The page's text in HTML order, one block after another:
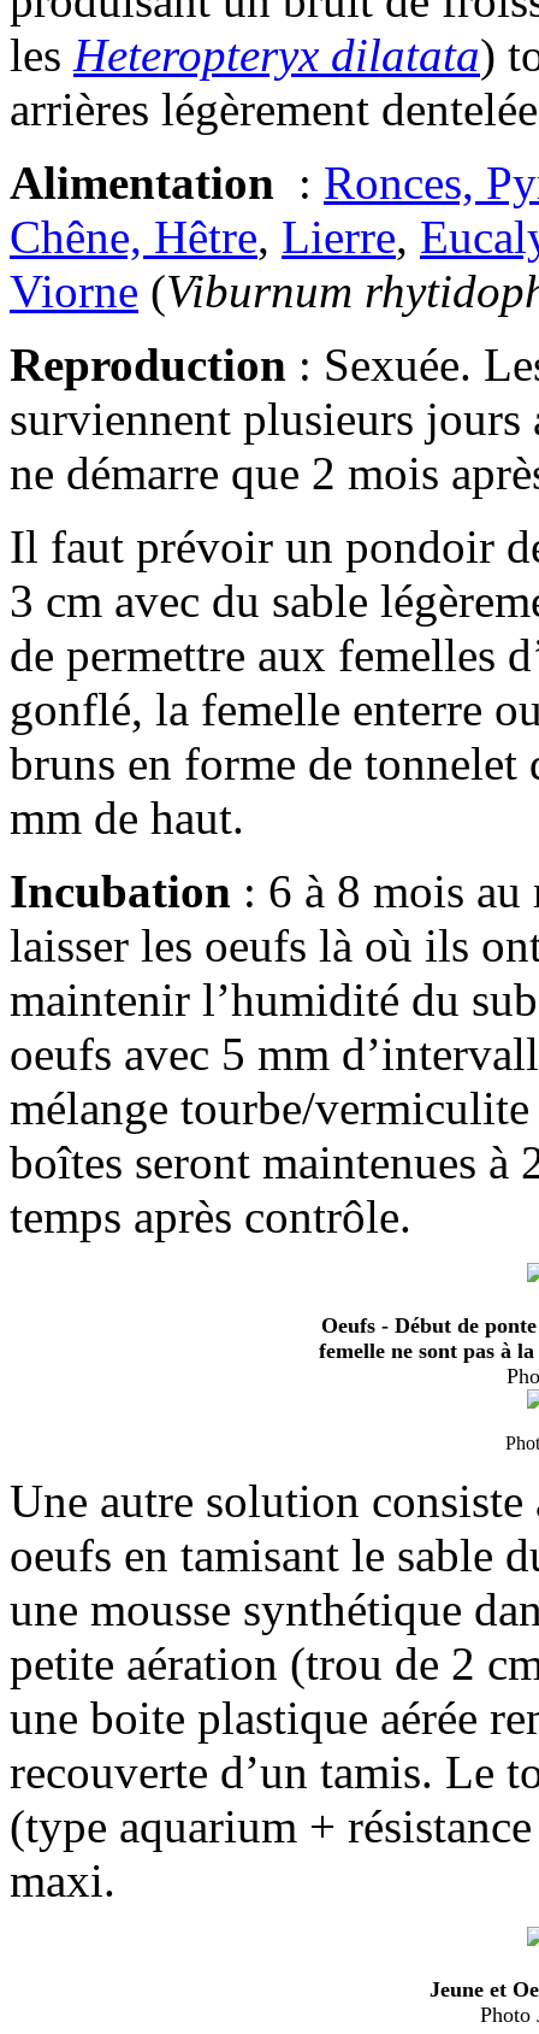
les Heteropteryx dilatata)
arrières légèrement
Alimentation : Ronces,
Chêne, Hêtre, Lierre,
Viorne (Viburnum
Reproduction : Sexuée.
surviennent plusieurs jours
ne démarre que 2 mois
Il faut prévoir un pondoir
3 cm avec du sable
de permettre aux femelles
gonflé, la femelle enterre
bruns en forme de tonnelet
mm de haut.
Incubation : 6 à 8 mois
laisser les oeufs là où ils
maintenir l’humidité du
oeufs avec 5 mm
mélange tourbe/
boîtes seront maintenues à
temps après contrôle.
Oeufs - Début de
femelle ne sont pas à
Une autre solution
oeufs en tamisant le sable
une mousse synthétique
petite aération (trou de 2
une boite plastique aérée
recouverte d’un tamis. Le
(type aquarium +
maxi.
Jeune et
Photo